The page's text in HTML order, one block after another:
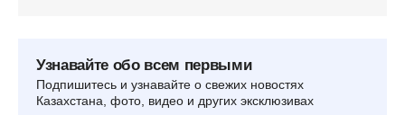
Узнавайте обо всем первыми
Подпишитесь и узнавайте о свежих новостях
Казахстана, фото, видео и других эксклюзивах